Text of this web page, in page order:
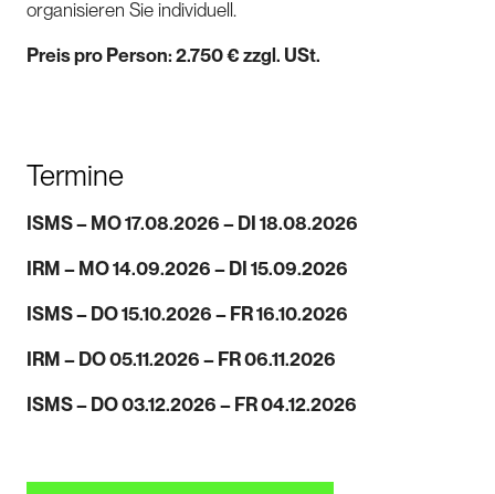
organisieren Sie individuell.
Preis pro Person: 2.750 € zzgl. USt.
Termine
ISMS – MO 17.08.2026 – DI 18.08.2026
IRM – MO 14.09.2026 – DI 15.09.2026
ISMS – DO 15.10.2026 – FR 16.10.2026
IRM – DO 05.11.2026 – FR 06.11.2026
ISMS – DO 03.12.2026 – FR 04.12.2026